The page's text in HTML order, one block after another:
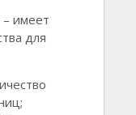
имеет
для